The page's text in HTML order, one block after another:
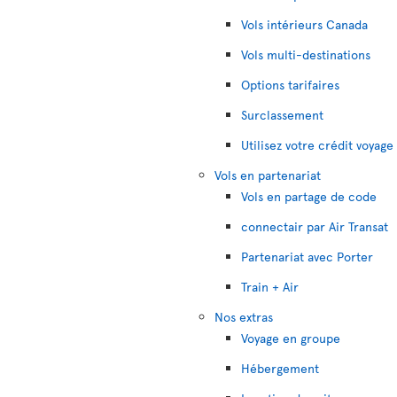
Vols intérieurs Canada
Vols multi-destinations
Options tarifaires
Surclassement
Utilisez votre crédit
Vols en partenariat
Vols en partage de code
connectair par Air Transat
Partenariat avec Porter
Train + Air
Nos extras
Voyage en groupe
Hébergement